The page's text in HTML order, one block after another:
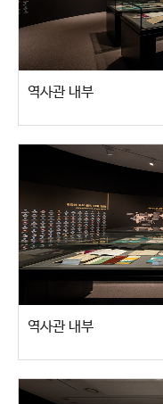
역사관 내부
역사관 내부